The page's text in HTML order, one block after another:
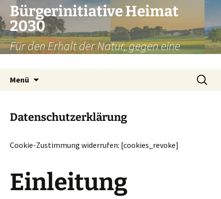
Zum
Inhalt
springen
Bürgerinitiative Heimat
2030
Für den Erhalt der Natur, gegen eine
Menü
Suchen
nach:
Datenschutzerklärung
Cookie-Zustimmung widerrufen: [cookies_revoke]
Einleitung